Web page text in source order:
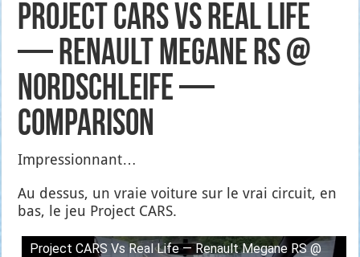
Project CARS Vs Real Life
— Renault Megane RS @
Nordschleife —
Comparison
Impres­sion­nant…
Au des­sus, un vraie voi­ture sur le vrai cir­cuit, en
bas, le jeu Pro­ject CARS.
Pro­ject CARS Vs Real Life — Renault Megane RS @